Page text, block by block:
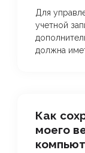
Для
учетной
должна
Как
моего